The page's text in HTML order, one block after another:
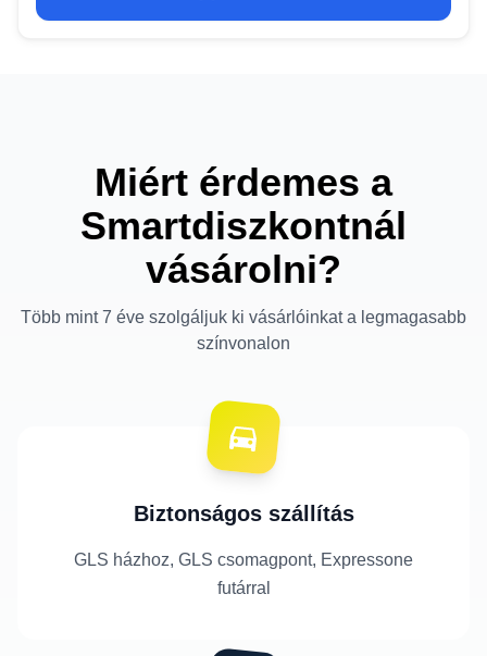
Miért érdemes a
Smartdiszkontnál
vásárolni?
Több mint 7 éve szolgáljuk ki vásárlóinkat a legmagasabb
színvonalon
Biztonságos szállítás
GLS házhoz, GLS csomagpont, Expressone
futárral